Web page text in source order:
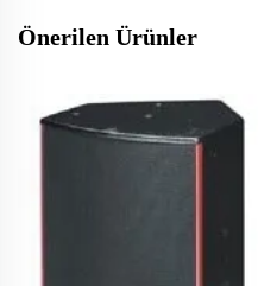
Önerilen Ürünler